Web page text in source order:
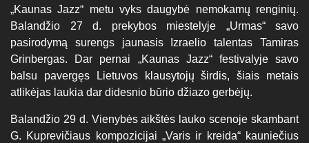
„Kaunas Jazz“ metu vyks daugybė nemokamų renginių.
Balandžio 27 d. prekybos miestelyje „Urmas“ savo
pasirodymą surengs jaunasis Izraelio talentas Tamiras
Grinbergas. Dar pernai „Kaunas Jazz“ festivalyje savo
balsu pavergęs Lietuvos klausytojų širdis, šiais metais
atlikėjas laukia dar didesnio būrio džiazo gerbėjų.
Balandžio 29 d. Vienybės aikštės lauko scenoje skambant
G. Kuprevičiaus kompozicijai „Varis ir kreida“ kauniečius